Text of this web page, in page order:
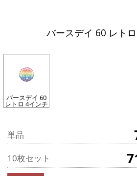
バースデイ 60 レト
バースデイ 60
レトロ 4インチ
単品
10枚セット